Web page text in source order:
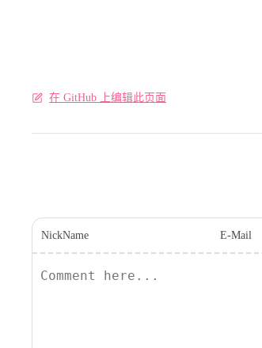
在 GitHub 上编辑此页面
NickName E-Mail